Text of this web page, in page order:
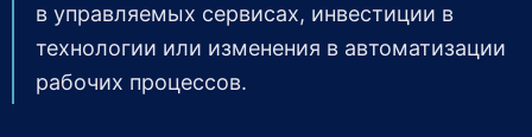
в управляемых сервисах, инвестиции в
технологии или изменения в автоматизации
рабочих процессов.